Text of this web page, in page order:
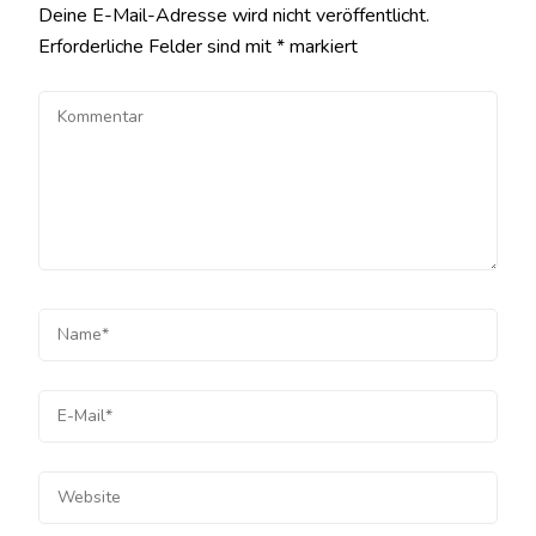
Deine E-Mail-Adresse wird nicht veröffentlicht.
Erforderliche Felder sind mit*markiert